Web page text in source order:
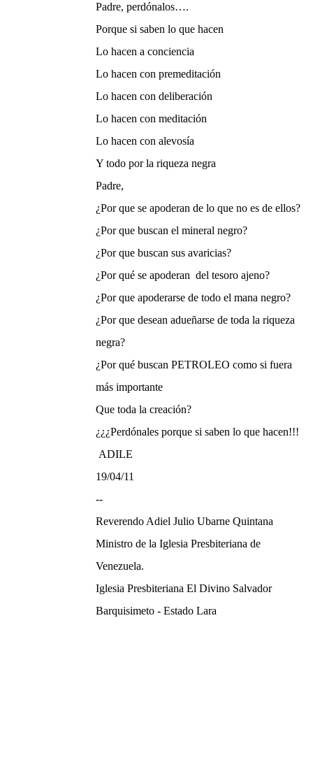
Padre, perdónalos….
Porque si saben lo que hacen
Lo hacen a conciencia
Lo hacen con premeditación
Lo hacen con deliberación
Lo hacen con meditación
Lo hacen con alevosía
Y todo por la riqueza negra
Padre,
¿Por que se apoderan de lo que no es de ellos?
¿Por que buscan el mineral negro?
¿Por que buscan sus avaricias?
¿Por qué se apoderan del tesoro ajeno?
¿Por que apoderarse de todo el mana negro?
¿Por que desean adueñarse de toda la riqueza
negra?
¿Por qué buscan PETROLEO como si fuera
más importante
Que toda la creación?
¿¿¿Perdónales porque si saben lo que hacen!!!
ADILE
19/04/11
--
Reverendo Adiel Julio Ubarne Quintana
Ministro de la Iglesia Presbiteriana de
Venezuela.
Iglesia Presbiteriana El Divino Salvador
Barquisimeto - Estado Lara